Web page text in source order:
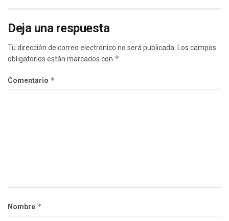
Deja una respuesta
Tu dirección de correo electrónico no será publicada.
Los campos
obligatorios están marcados con *
Comentario *
Nombre *